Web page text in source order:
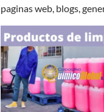
paginas web, blogs,